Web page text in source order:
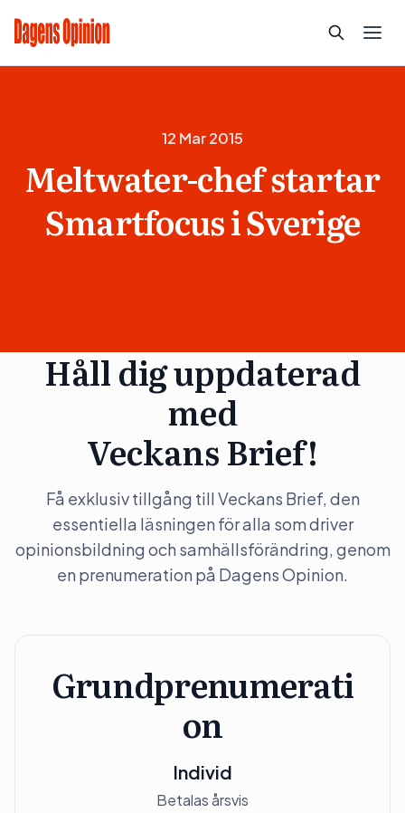
12 Mar 2015
Meltwater-chef startar
Smartfocus i Sverige
Håll dig uppdaterad
med
Veckans Brief!
Få exklusiv tillgång till Veckans Brief, den
essentiella läsningen för alla som driver
opinionsbildning och samhällsförändring, genom
en prenumeration på Dagens Opinion.
Grundprenumerati
on
Individ
Betalas årsvis